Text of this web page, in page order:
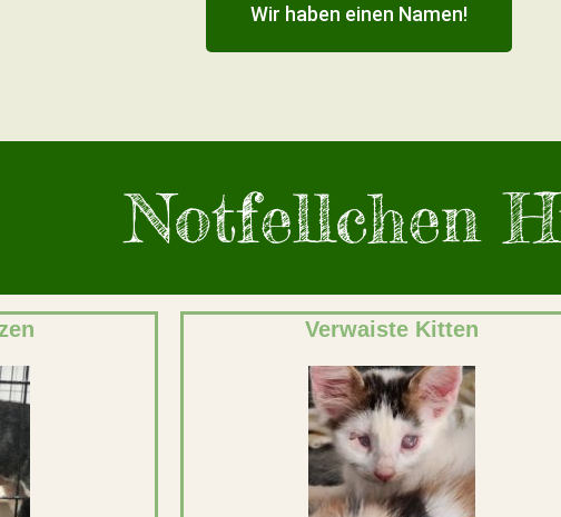
Wir haben einen Namen!
Notfellchen
Verwaiste Kitten